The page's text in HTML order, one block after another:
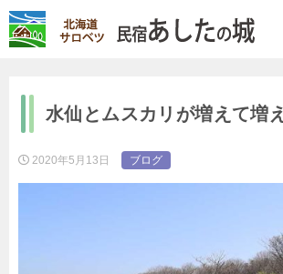
水仙とムスカリが増えて増
2020年5月13日 ブログ